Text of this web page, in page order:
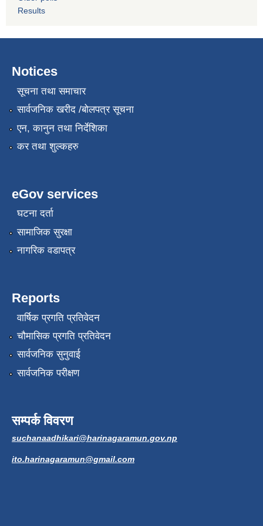
Results
Notices
सूचना तथा समाचार
सार्वजनिक खरीद /बोलपत्र सूचना
एन, कानुन तथा निर्देशिका
कर तथा शुल्कहरु
eGov services
घटना दर्ता
सामाजिक सुरक्षा
नागरिक वडापत्र
Reports
वार्षिक प्रगति प्रतिवेदन
चौमासिक प्रगति प्रतिवेदन
सार्वजनिक सुनुवाई
सार्वजनिक परीक्षण
सम्पर्क विवरण
suchanaadhikari@harinagaramun.gov.np
ito.harinagaramun@gmail.com